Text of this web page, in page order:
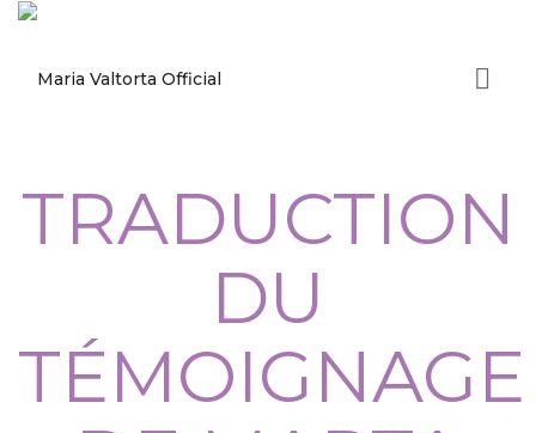
TRADUCTION
DU
TÉMOIGNAGE